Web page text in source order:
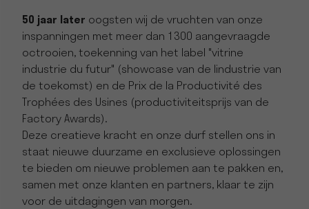
50 jaar later oogsten wij de vruchten van onze
inspanningen met meer dan 1300 aangevraagde
octrooien, toekenning van het label "vitrine
industrie du futur" (showcase van de Iindustrie van
de toekomst) en de Prix de la Productivité des
Trophées des Usines (productiviteitsprijs van de
Factory Awards).
Deze creatieve kracht en onze durf stellen ons in
staat nieuwe duurzame en exclusieve oplossingen
te bieden om nieuwe problemen aan te pakken en,
samen met onze klanten en partners, klaar te zijn
voor de uitdagingen van morgen.